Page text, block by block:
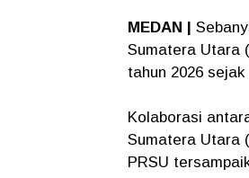
MEDAN |
Sumatera Utara
tahun 2026
Kolaborasi
Sumatera Utara
PRSU